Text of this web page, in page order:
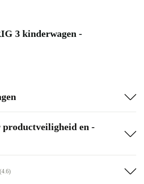
3 kinderwagen -
en -
(4.6)